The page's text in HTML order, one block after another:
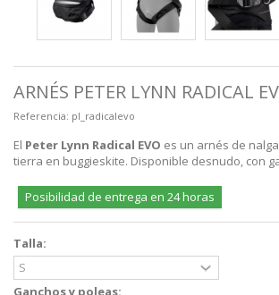
ARNÉS PETER LYNN RADICAL
Referencia: pl_radicalevo
El Peter Lynn Radical EVO es un arnés de
tierra en buggieskite. Disponible desnudo, con
Posibilidad de entrega en 24 horas
Talla:
Ganchos y poleas: